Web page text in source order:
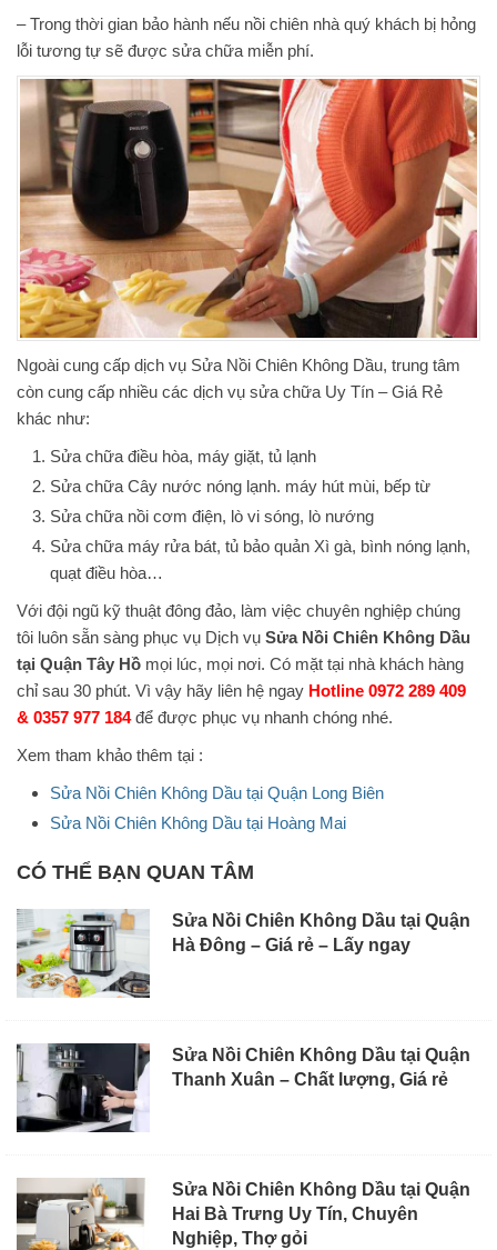
– Trong thời gian bảo hành nếu nồi chiên nhà quý khách bị hỏng
lỗi tương tự sẽ được sửa chữa miễn phí.
Ngoài cung cấp dịch vụ Sửa Nồi Chiên Không Dầu, trung tâm
còn cung cấp nhiều các dịch vụ sửa chữa Uy Tín – Giá Rẻ
khác như:
Sửa chữa điều hòa, máy giặt, tủ lạnh
Sửa chữa Cây nước nóng lạnh. máy hút mùi, bếp từ
Sửa chữa nồi cơm điện, lò vi sóng, lò nướng
Sửa chữa máy rửa bát, tủ bảo quản Xì gà, bình nóng lạnh,
quạt điều hòa…
Với đội ngũ kỹ thuật đông đảo, làm việc chuyên nghiệp chúng
tôi luôn sẵn sàng phục vụ Dịch vụ Sửa Nồi Chiên Không Dầu
tại Quận Tây Hồ mọi lúc, mọi nơi. Có mặt tại nhà khách hàng
chỉ sau 30 phút. Vì vậy hãy liên hệ ngay Hotline 0972 289 409
& 0357 977 184để được phục vụ nhanh chóng nhé.
Xem tham khảo thêm tại :
Sửa Nồi Chiên Không Dầu tại Quận Long Biên
Sửa Nồi Chiên Không Dầu tại Hoàng Mai
CÓ THỂ BẠN QUAN TÂM
Sửa Nồi Chiên Không Dầu tại Quận
Hà Đông – Giá rẻ – Lấy ngay
Sửa Nồi Chiên Không Dầu tại Quận
Thanh Xuân – Chất lượng, Giá rẻ
Sửa Nồi Chiên Không Dầu tại Quận
Hai Bà Trưng Uy Tín, Chuyên
Nghiệp, Thợ gỏi